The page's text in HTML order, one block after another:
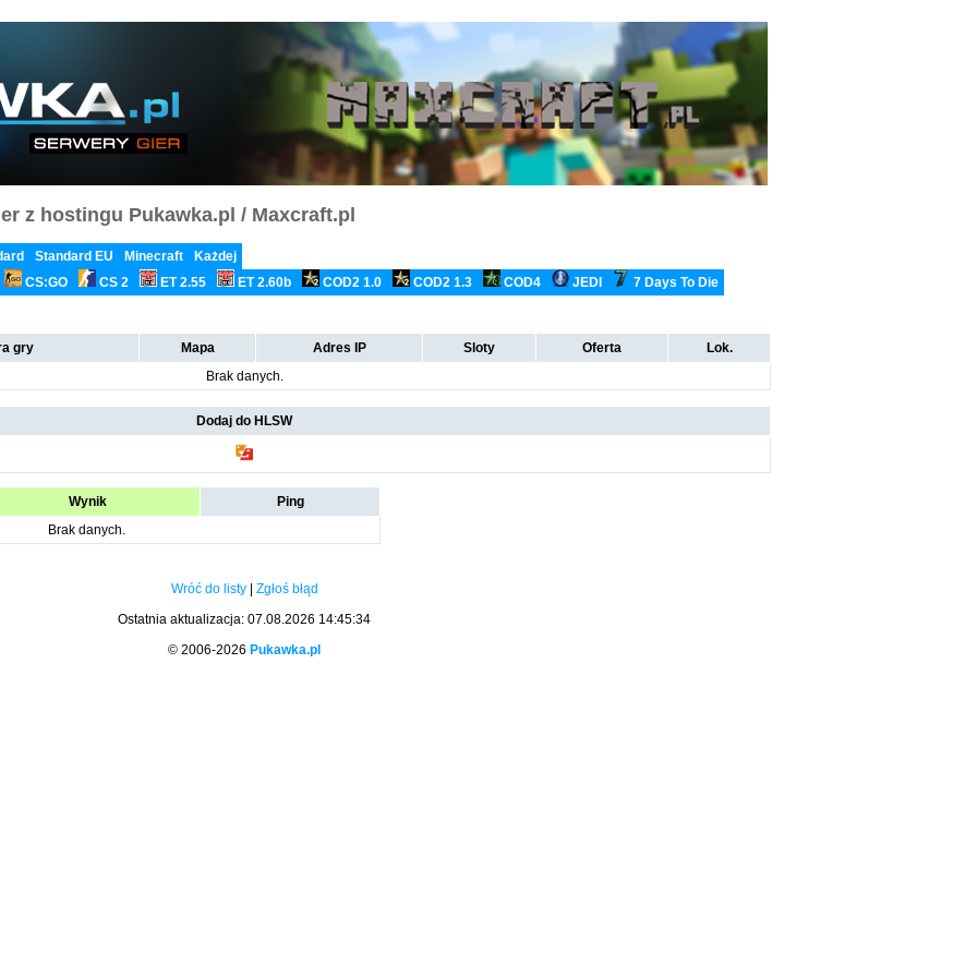
z hostingu Pukawka.pl / Maxcraft.pl
Standard EU Minecraft
Każdej
CS:GO
CS 2 ET 2.55 ET 2.60b COD2 1.0 COD2 1.3 COD4 JEDI 7 Days To Die
gry Mapa Adres IP Sloty Oferta
Lok.
Brak danych.
Dodaj do HLSW
Wynik
Ping
Brak danych.
Wróć do listy| Zgłoś błąd
Ostatnia aktualizacja: 07.08.2026 14:45:34
© 2006-2026 Pukawka.pl